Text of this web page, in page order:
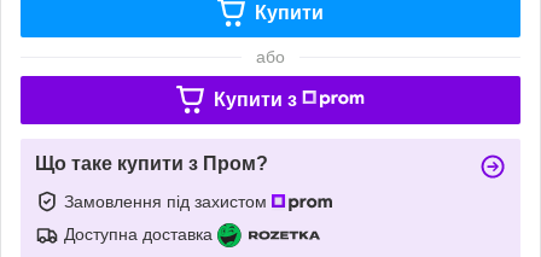
Купити
або
Купити з
Що таке купити з Пром?
Замовлення під захистом
Доступна доставка